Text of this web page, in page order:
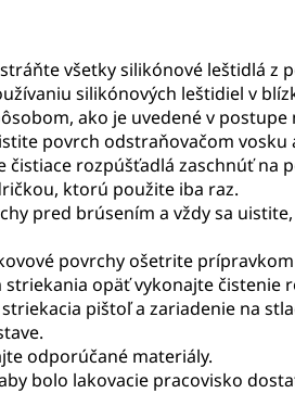
všetky silikónové leštidlá z
silikónových leštidiel v
ako je uvedené v postupe
povrch odstraňovačom vosku
čistiace rozpúšťadlá zaschnúť na
ktorú použite iba raz.
pred brúsením a vždy sa
povrchy ošetrite
striekania opäť vykonajte čistenie
pištoľ a zariadenie na
odporúčané materiály.
bolo lakovacie pracovisko